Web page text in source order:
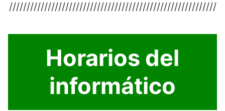
///////////////////////////////////////////////////////////
Horarios del
informático